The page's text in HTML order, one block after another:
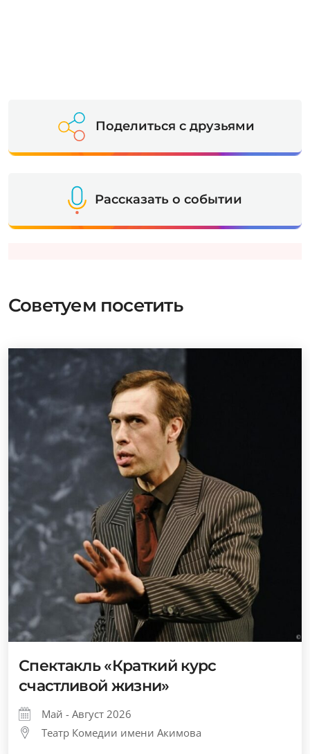
Поделиться с друзьями
Рассказать о событии
Советуем посетить
Спектакль «Краткий курс
счастливой жизни»
Май - Август 2026
Театр Комедии имени Акимова